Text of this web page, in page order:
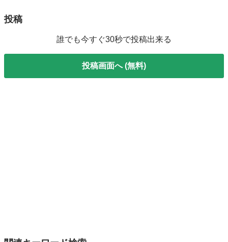
投稿
誰でも今すぐ30秒で投稿出来る
投稿画面へ (無料)